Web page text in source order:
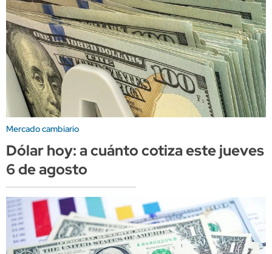
Mercado cambiario
Dólar hoy: a cuánto cotiza este jueves
6 de agosto